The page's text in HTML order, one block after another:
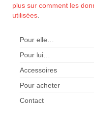
plus sur comment les
utilisées
Pour elle…
Pour lui…
Accessoires
Pour acheter
Contact